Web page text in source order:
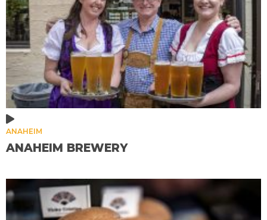
ANAHEIM
ANAHEIM BREWERY